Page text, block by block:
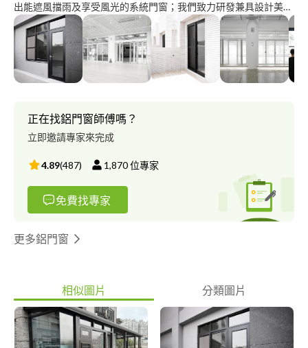
出能遮風擋雨及享受風光的系統門窗；我們致力研發兼具設計美感
與功能的產品，擁有最精良的技術與品質；只為帶給您舒適美好的
生活環境。 【亞洲最高水密2000Pa國際認證】 模擬極端氣候環
境，進行最高等級狂風暴雨試驗，全新世代風光 Ai 窗獲得
TAF（Taiwan Accreditation Foundation）國家級認證，達世界規
範亞洲第一超高水密 2000Pa（一般國際品牌僅達1500Pa），從此
窗框及複層中空節能low-E玻璃一體開發，凌駕國際品牌；堅持守
護地球的節能理念，減少碳足跡；更為居室降低幅射，強力隔絕紅
外線、紫外線入侵，有效調節室內溫度，為您創造最宜人的健康微
環境。
正在找鋁門窗師傅嗎？
立即邀請專家來完成
4.89(487) 1,870位專家
免費找專家
更多鋁門窗
相似圖片 分類圖片